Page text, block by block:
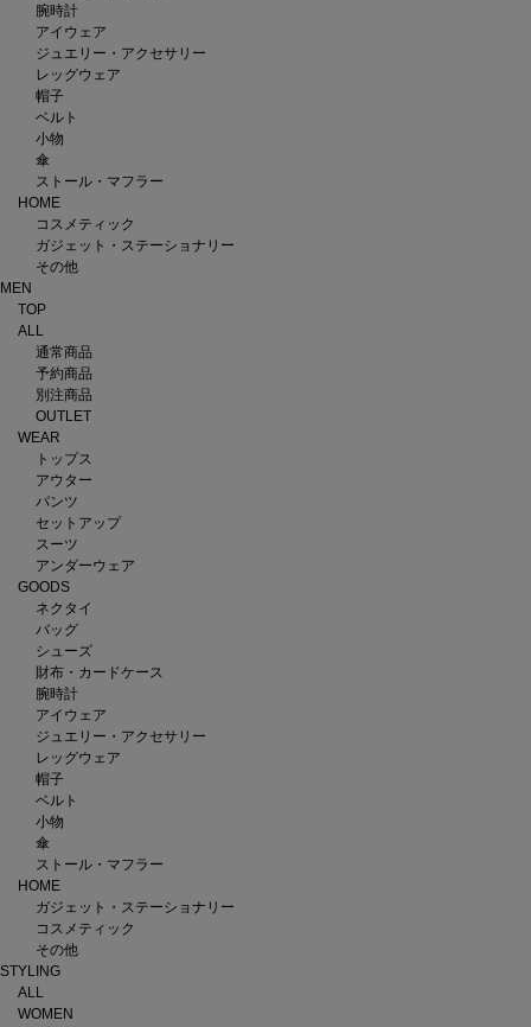
腕時計
アイウェア
ジュエリー・アクセサリー
レッグウェア
帽子
ベルト
小物
傘
ストール・マフラー
HOME
コスメティック
ガジェット・ステーショナリー
その他
MEN
TOP
ALL
通常商品
予約商品
別注商品
OUTLET
WEAR
トップス
アウター
パンツ
セットアップ
スーツ
アンダーウェア
GOODS
ネクタイ
バッグ
シューズ
財布・カードケース
腕時計
アイウェア
ジュエリー・アクセサリー
レッグウェア
帽子
ベルト
小物
傘
ストール・マフラー
HOME
ガジェット・ステーショナリー
コスメティック
その他
STYLING
ALL
WOMEN